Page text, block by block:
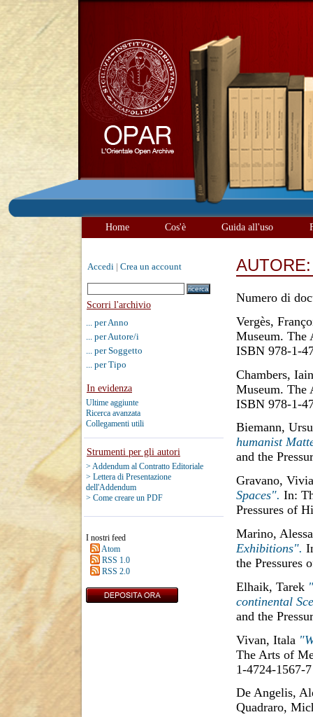
Home Cos'è Guida all'uso
Accedi Crea un account
Scorri l'archivio
... per Anno
... per Autore/i
... per Soggetto
... per Tipo
In evidenza
Ultime aggiunte
Ricerca avanzata
Collegamenti utili
Strumenti per gli autori
> Addendum al Contratto Editoriale
> Lettera di Presentazione
dell'Addendum
> Come creare un PDF
I nostri feed
Atom
RSS 1.0
RSS 2.0
Numero di
Vergès,
Museum. The
ISBN 978-1-
Chambers, Iain
Museum. The
ISBN 978-1-
Biemann,
humanist
and the
Gravano,
Spaces". In:
Pressures of
Marino,
Exhibitions".
the Pressures
Elhaik, Tarek
continental
and the
Vivan, Itala
The Arts of
1-4724-1567-7
De Angelis,
Quadraro,